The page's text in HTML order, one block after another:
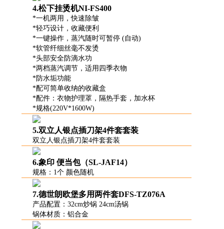
4.松下挂烫机NI-FS400
*一机两用，快速除皱
*轻巧设计，收藏便利
*一键操作，蒸汽随时可暂停 (自动)
*软管纤细丝毫不发烫
*头部安全防滴水功
*两档蒸汽调节，适用四季衣物
*防水垢功能
*配可简单收纳的收藏盒
*配件：衣物护理罩，隔热手套，加水杯
*规格(220V*1600W)
5.双立人银点插刀架4件套套装
双立人银点插刀架4件套套装
6.象印 便当包（SL-JAF14）
规格：1个 颜色随机
7.德世朗欧堡多用两件套DFS-TZ076A
产品配置：32cm炒锅 24cm汤锅
锅体材质：铝合金